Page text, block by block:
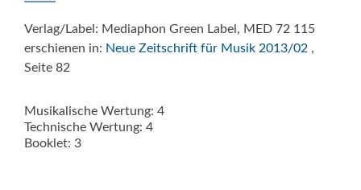
Verlag/Label: Mediaphon Green Label, MED 72 115
erschienen in: Neue Zeitschrift für Musik 2013/02 ,
Seite 82
Musikalische Wertung: 4
Technische Wertung: 4
Booklet: 3